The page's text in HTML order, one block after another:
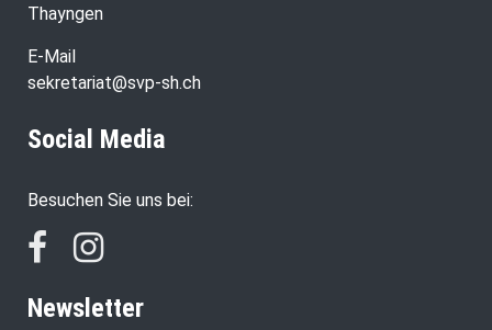
Thayngen
E-Mail
sekretariat@svp-sh.ch
Social Media
Besuchen Sie uns bei:
Newsletter